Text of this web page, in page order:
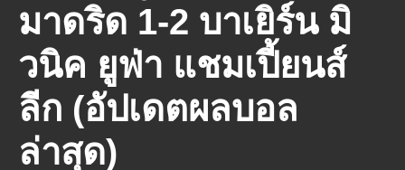
มาดริด 1-2 บาเยิร์น มิ
วนิค ยูฟ่า แชมเปี้ยนส์
ลีก (อัปเดตผลบอล
ล่าสุด)